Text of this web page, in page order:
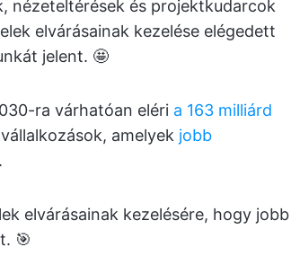
nézeteltérések és projektkudarcok
elvárásainak kezelése elégedett
jelent. 🤩
ra várhatóan eléri a 163 milliárd
amelyek jobb
elvárásainak kezelésére, hogy jobb
🎯